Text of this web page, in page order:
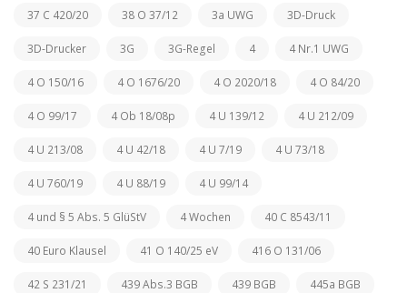
37 C 420/20 38 O 37/12 3a UWG 3D-Druck
3D-Drucker 3G 3G-Regel 4 4 Nr.1 UWG
4 O 150/16 4 O 1676/20 4 O 2020/18 4 O 84/20
4 O 99/17 4 Ob 18/08p 4 U 139/12 4 U 212/09
4 U 213/08 4 U 42/18 4 U 7/19 4 U 73/18
4 U 760/19 4 U 88/19 4 U 99/14
4 und § 5 Abs. 5 GlüStV 4 Wochen 40 C 8543/11
40 Euro Klausel 41 O 140/25 eV 416 O 131/06
42 S 231/21 439 Abs.3 BGB 439 BGB 445a BGB